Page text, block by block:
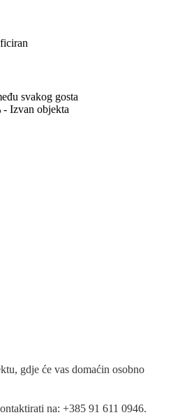
svakog gosta
- Izvan objekta
gdje će vas domaćin osobno
na: +385 91 611 0946.